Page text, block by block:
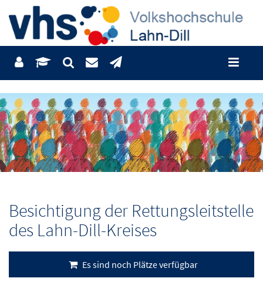
Besichtigung der Rettungsleitstelle
des Lahn-Dill-Kreises
Es sind noch Plätze verfügbar